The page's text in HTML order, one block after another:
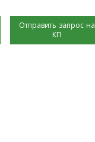
Отправить запрос на
КП